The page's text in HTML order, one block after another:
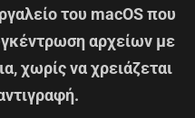
του macOS που
αρχείων με
χωρίς να χρειάζεται